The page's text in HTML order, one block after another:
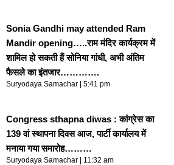
Sonia Gandhi may attended Ram
Mandir opening…..राम मंदिर कार्यक्रम में
शामिल हो सकती हैं सोनिया गांधी, अभी अंतिम
फैसले का इंतजार………….
Suryodaya Samachar 5:41 pm
Congress sthapna diwas : कांग्रेस का
139 वां स्थापना दिवस आज, पार्टी कार्यालय में
मनाया गया समारोह………
Suryodaya Samachar 11:32 am